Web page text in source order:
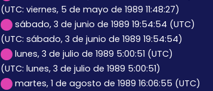
(UTC: viernes, 5 de mayo de 1989 11:48:27)
sábado, 3 de junio de 1989 19:54:54 (UTC)
(UTC: sábado, 3 de junio de 1989 19:54:54)
lunes, 3 de julio de 1989 5:00:51 (UTC)
(UTC: lunes, 3 de julio de 1989 5:00:51)
martes, 1 de agosto de 1989 16:06:55 (UTC)